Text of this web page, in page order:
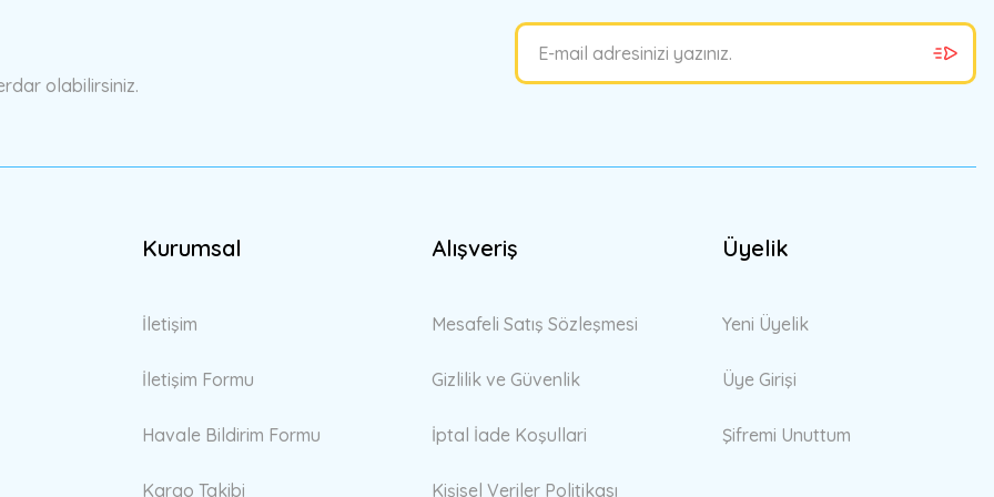
olabilirsiniz.
Kurumsal
İletişim
İletişim Formu
Havale Bildirim Formu
Kargo Takibi
Alışveriş
Mesafeli Satış Sözleşmesi
Gizlilik ve Güvenlik
İptal İade Koşullari
Kişisel Veriler Politikası
Üyelik
Yeni Üyelik
Üye Girişi
Şifremi Unuttum